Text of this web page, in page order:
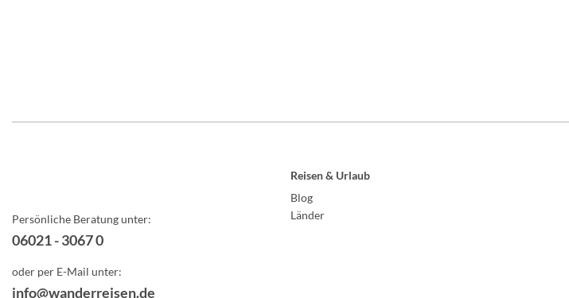
Persönliche Beratung unter:
06021 - 3067 0
oder per E-Mail unter:
info@wanderreisen.de
Reisen & Urlaub
Blog
Länder